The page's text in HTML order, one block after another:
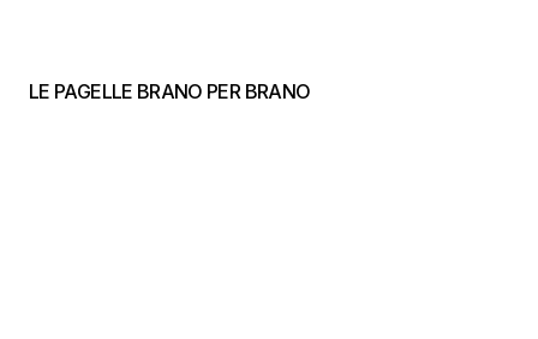
LE PAGELLE BRANO PER BRANO